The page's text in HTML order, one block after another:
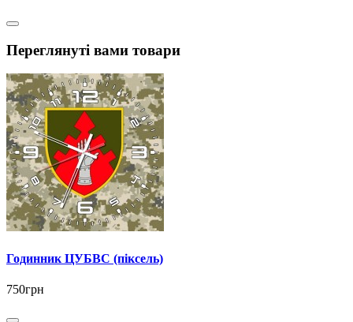
Переглянуті вами товари
Годинник ЦУБВС (піксель)
750грн